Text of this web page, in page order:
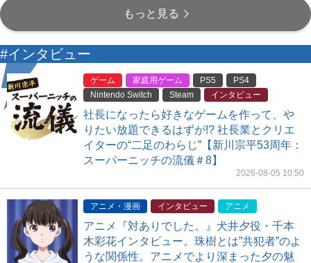
もっと見る
#インタビュー
ゲーム 家庭用ゲーム PS5
PS4
Nintendo Switch
Steam インタビュー
社長になったら好きなゲームを作って、や
りたい放題できるはずが!? 社長業とクリエ
イターの“二足のわらじ”【新川宗平53周年：
スーパーニッチの流儀＃8】
2026-08-05 10:50
アニメ・漫画 インタビュー アニメ
アニメ『対ありでした。』犬井夕役・千本
木彩花インタビュー。珠樹とは”共犯者”のよ
うな関係性。アニメでより深まった夕の魅